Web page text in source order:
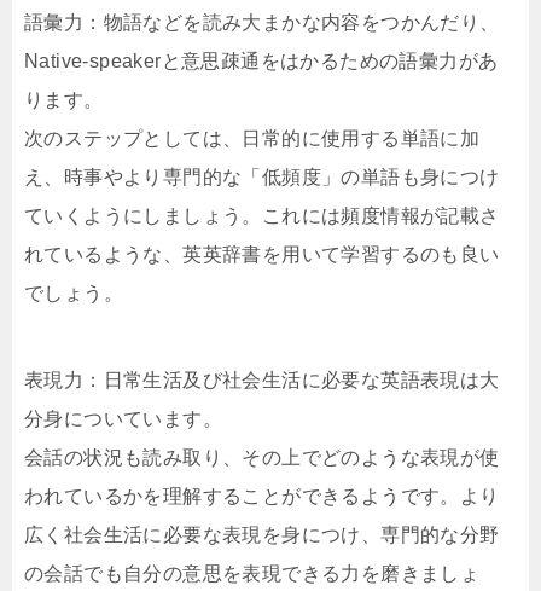
語彙力：物語などを読み大まかな内容をつかんだり、
Native-speakerと意思疎通をはかるための語彙力があ
ります。
次のステップとしては、日常的に使用する単語に加
え、時事やより専門的な「低頻度」の単語も身につけ
ていくようにしましょう。これには頻度情報が記載さ
れているような、英英辞書を用いて学習するのも良い
でしょう。
表現力：日常生活及び社会生活に必要な英語表現は大
分身についています。
会話の状況も読み取り、その上でどのような表現が使
われているかを理解することができるようです。より
広く社会生活に必要な表現を身につけ、専門的な分野
の会話でも自分の意思を表現できる力を磨きましょ